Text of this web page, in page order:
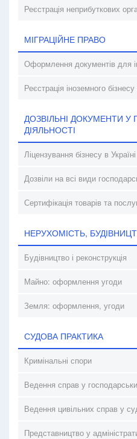
Реєстрація неприбуткових
МІГРАЦІЙНЕ ПРАВО
Оформлення документів для
Реєстрація іноземного бізнесу
ДОЗВІЛЬНІ ДОКУМЕНТИ У
ДІЯЛЬНОСТІ
Ліцензування бізнесу в Україні
Дозвіли на всі види
Сертифікація товарів та
НЕРУХОМІСТЬ,
Будівництво і реконструкція
Майно: оформлення угоди
Земля: оформлення, угоди
СУДОВА ПРАКТИКА
Кримінальні спори
Ведення справ у
Ведення цивільних справ у
Представництво у